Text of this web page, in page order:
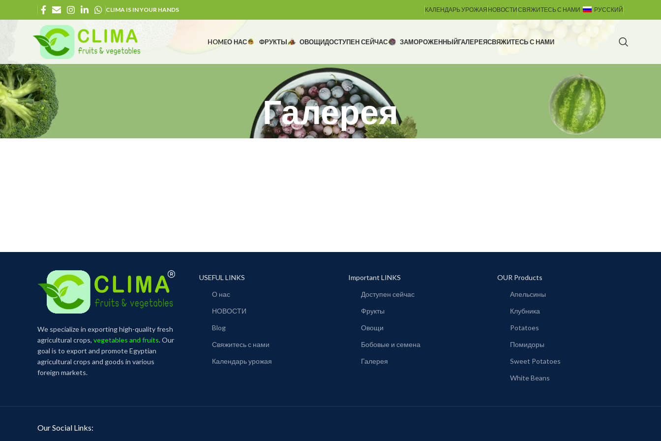
CLIMA IS IN YOUR HANDS КАЛЕНДАРЬ УРОЖАЯ НОВОСТИСВЯЖИТЕСЬ С НАМИ РУССКИЙ
HOMEО НАС ФРУКТЫ ОВОЩИДОСТУПЕН СЕЙЧАС ЗАМОРОЖЕННЫЙГАЛЕРЕЯСВЯЖИТЕСЬ С НАМИ
Галерея
We specialize in exporting high-quality fresh
agricultural crops, vegetables and fruits. Our
goal is to export and promote Egyptian
agricultural crops and goods in various
foreign markets.
USEFUL LINKS
О нас
НОВОСТИ
Blog
Свяжитесь с нами
Календарь урожая
Important LINKS
Доступен сейчас
Фрукты
Овощи
Бобовые и семена
Галерея
OUR Products
Апельсины
Клубника
Potatoes
Помидоры
Sweet Potatoes
White Beans
Our Social Links: